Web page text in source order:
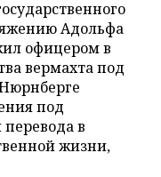
Адольфа
офицером в
вермахта под
под
в
жизни,